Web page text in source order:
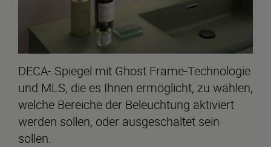
DECA- Spiegel mit Ghost Frame-Technologie
und MLS, die es Ihnen ermöglicht, zu wählen,
welche Bereiche der Beleuchtung aktiviert
werden sollen, oder ausgeschaltet sein
sollen.